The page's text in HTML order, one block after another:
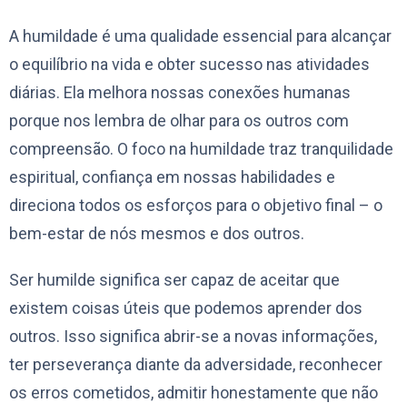
A humildade é uma qualidade essencial para alcançar
o equilíbrio na vida e obter sucesso nas atividades
diárias. Ela melhora nossas conexões humanas
porque nos lembra de olhar para os outros com
compreensão. O foco na humildade traz tranquilidade
espiritual, confiança em nossas habilidades e
direciona todos os esforços para o objetivo final – o
bem-estar de nós mesmos e dos outros.
Ser humilde significa ser capaz de aceitar que
existem coisas úteis que podemos aprender dos
outros. Isso significa abrir-se a novas informações,
ter perseverança diante da adversidade, reconhecer
os erros cometidos, admitir honestamente que não